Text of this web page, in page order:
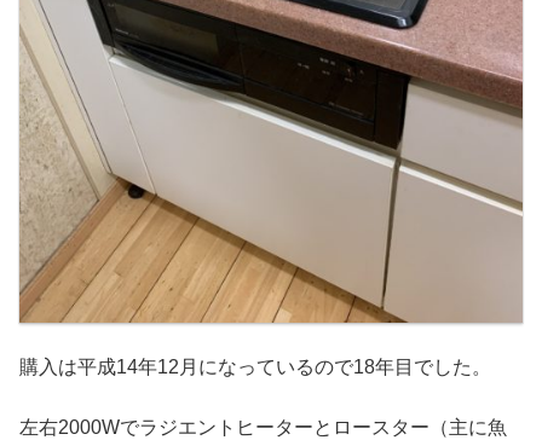
購入は平成14年12月になっているので18年目でした。
左右2000Wでラジエントヒーターとロースター（主に魚